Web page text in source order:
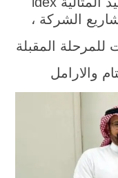
الشركة ،
للمرحلة المقبلة
والارامل